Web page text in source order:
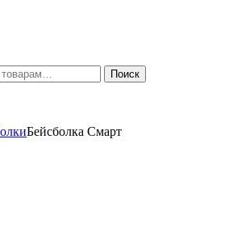
Поиск
Бейсболка Смарт